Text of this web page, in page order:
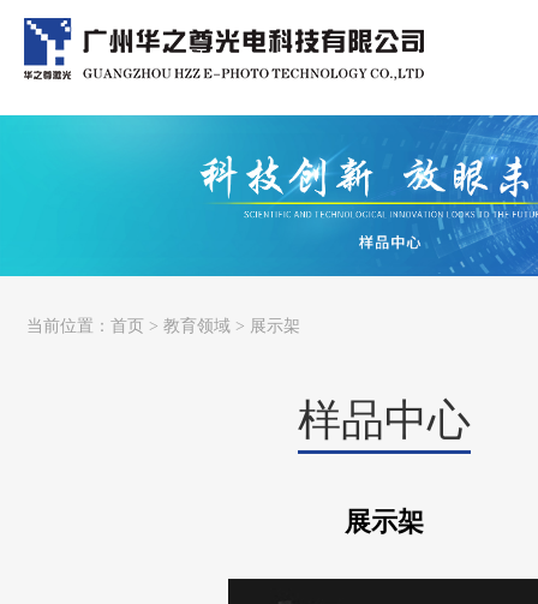
当前位置：首页 >教育领域 > 展示架
样品中心
展示架